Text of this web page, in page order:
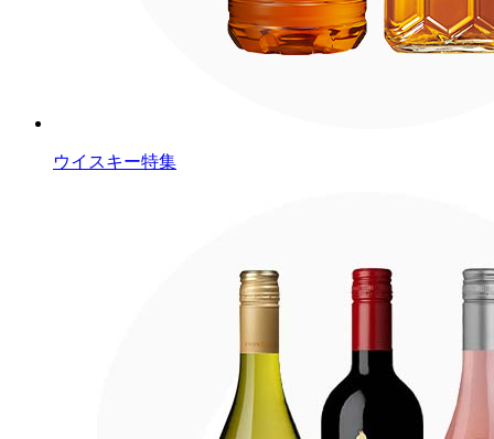
ウイスキー特集